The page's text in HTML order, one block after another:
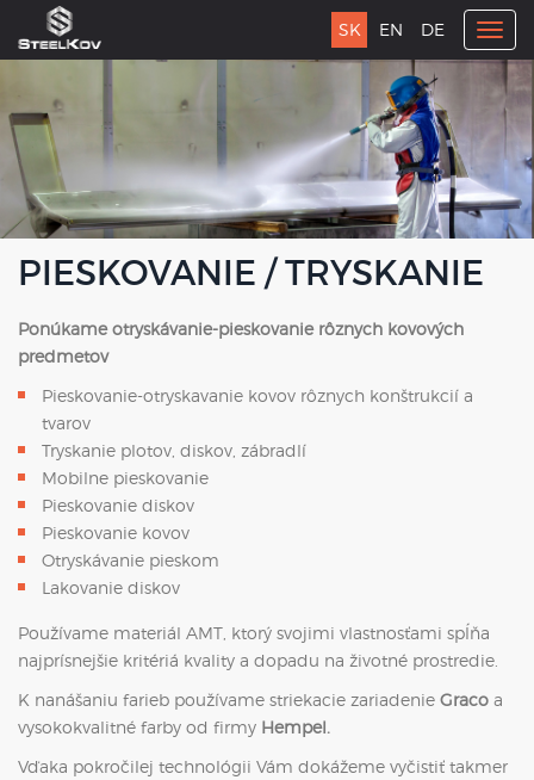
SK EN DE
PIESKOVANIE / TRYSKANIE
Ponúkame otryskávanie-pieskovanie rôznych kovových
predmetov
Pieskovanie-otryskavanie kovov rôznych konštrukcií a
tvarov
Tryskanie plotov, diskov, zábradlí
Mobilne pieskovanie
Pieskovanie diskov
Pieskovanie kovov
Otryskávanie pieskom
Lakovanie diskov
Používame materiál AMT, ktorý svojimi vlastnosťami spĺňa
najprísnejšie kritériá kvality a dopadu na životné prostredie.
K nanášaniu farieb používame striekacie zariadenie Graco a
vysokokvalitné farby od firmy Hempel.
Vďaka pokročilej technológii Vám dokážeme vyčistiť takmer